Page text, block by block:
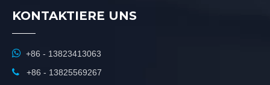
KONTAKTIERE UNS
 +86 - 13823413063
 +86 - 13825569267